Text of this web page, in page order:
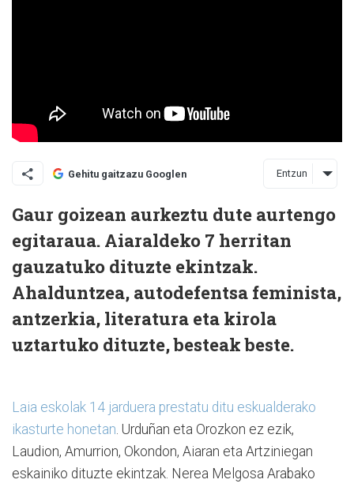
Gehitu gaitzazu Googlen Entzun
Gaur goizean aurkeztu dute aurtengo
egitaraua. Aiaraldeko 7 herritan
gauzatuko dituzte ekintzak.
Ahalduntzea, autodefentsa feminista,
antzerkia, literatura eta kirola
uztartuko dituzte, besteak beste.
Laia eskolak 14 jarduera prestatu ditu eskualderako
ikasturte honetan. Urduñan eta Orozkon ez ezik,
Laudion, Amurrion, Okondon, Aiaran eta Artziniegan
eskainiko dituzte ekintzak. Nerea Melgosa Arabako